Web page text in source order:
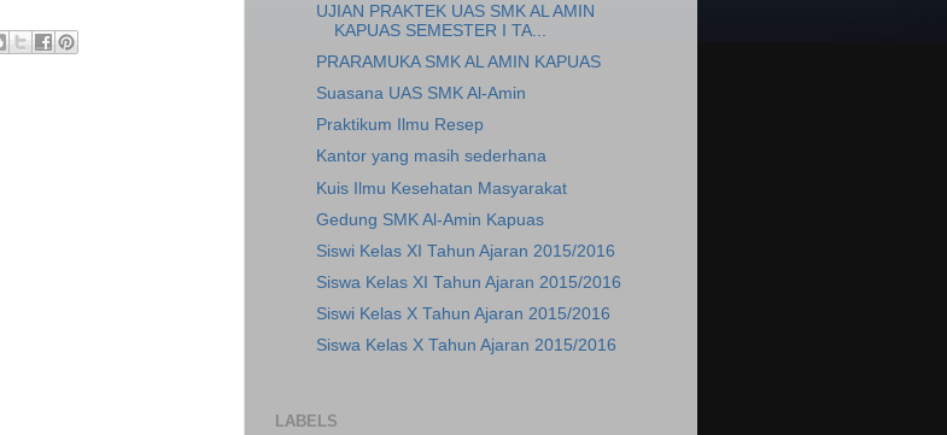
UJIAN PRAKTEK UAS SMK AL AMIN
KAPUAS SEMESTER I TA...
PRARAMUKA SMK AL AMIN KAPUAS
Suasana UAS SMK Al-Amin
Praktikum Ilmu Resep
Kantor yang masih sederhana
Kuis Ilmu Kesehatan Masyarakat
Gedung SMK Al-Amin Kapuas
Siswi Kelas XI Tahun Ajaran 2015/2016
Siswa Kelas XI Tahun Ajaran 2015/2016
Siswi Kelas X Tahun Ajaran 2015/2016
Siswa Kelas X Tahun Ajaran 2015/2016
LABELS